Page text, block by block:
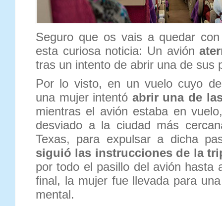
Seguro que os vais a quedar
esta curiosa noticia: Un avión
tras un intento de abrir una de sus
Por lo visto, en un vuelo cuyo
una mujer intentó abrir una de
mientras el avión estaba en
desviado a la ciudad más
Texas, para expulsar a dicha
siguió las instrucciones de la
por todo el pasillo del avión hasta
final, la mujer fue llevada para
mental.